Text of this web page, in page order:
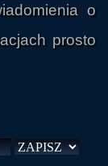
o
prosto